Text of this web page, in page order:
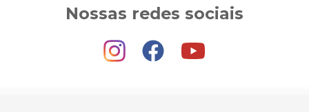
Nossas redes sociais